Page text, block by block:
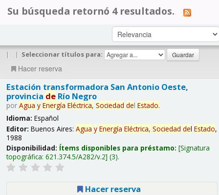
Su búsqueda retornó 4 resultados.
| | Seleccionar títulos para:
Hacer reserva
Estación transformadora San Antonio Oeste,
provincia deRío Negro
por Agua y Energía Eléctrica, Sociedad del Estado.
Idioma: Español
Editor: Buenos Aires: Agua y Energía Eléctrica, Sociedad del Estado,
1988
Disponibilidad: Ítems disponibles para préstamo: Signatura
topográfica: 621.374.5/A282/v.2 (3).
Hacer reserva